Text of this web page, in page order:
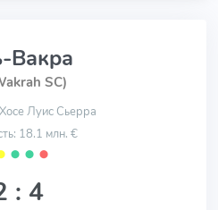
Вакра
SC)
Луис Сьерра
18.1 млн. €
⬤ ⬤ ⬤
: 4